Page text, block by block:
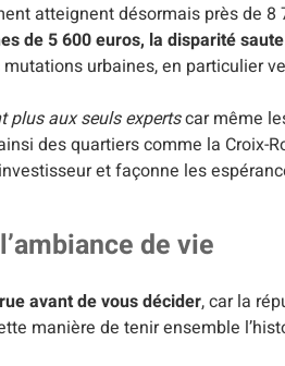
atteignent désormais près de 8
de 5 600 euros, la disparité
urbaines, en particulier
plus aux seuls expertscar même
des quartiers comme la Croix-
et façonne les
de vie
avant de vous décider, car la
manière de tenir ensemble